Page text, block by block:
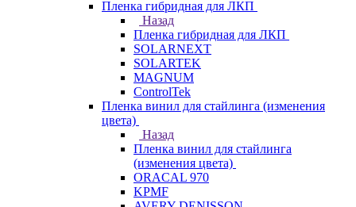
Пленка гибридная для ЛКП
Назад
Пленка гибридная для ЛКП
SOLARNEXT
SOLARTEK
MAGNUM
ControlTek
Пленка винил для стайлинга (изменения
цвета)
Назад
Пленка винил для стайлинга
(изменения цвета)
ORACAL 970
KPMF